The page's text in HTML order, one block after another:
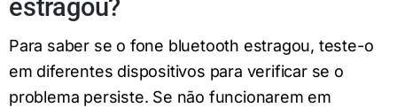
estragou?
Para saber se o fone bluetooth estragou, teste-o
em diferentes dispositivos para verificar se o
problema persiste. Se não funcionarem em